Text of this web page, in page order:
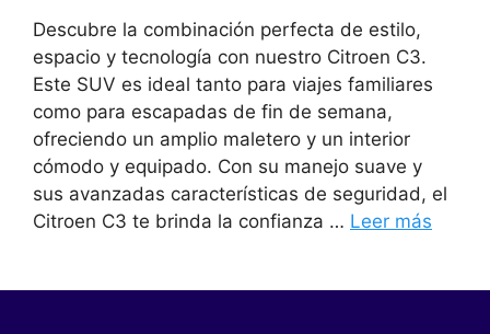
Descubre la combinación perfecta de estilo,
espacio y tecnología con nuestro Citroen C3.
Este SUV es ideal tanto para viajes familiares
como para escapadas de fin de semana,
ofreciendo un amplio maletero y un interior
cómodo y equipado. Con su manejo suave y
sus avanzadas características de seguridad, el
Citroen C3 te brinda la confianza … Leer más